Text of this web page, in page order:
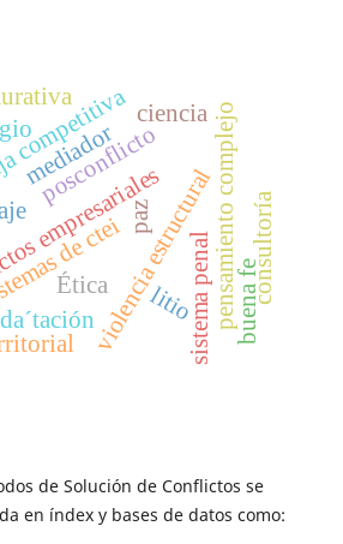
empresariales
de cteiviolencia estructural
posconflicto
Ética pensamiento complejo
sistema penal
litio buena fe
paz
mediador
consultoría
ciencia
de Solución de Conflictos se
en índex y bases de datos como: